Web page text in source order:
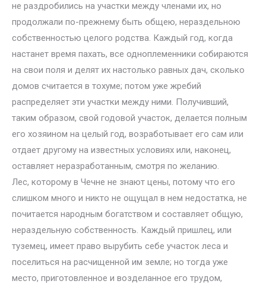
не раздробились на участки между членами их, но
продолжали по-прежнему быть общею, нераздельною
собственностью целого родства. Каждый год, когда
настанет время пахать, все одноплеменники собираются
на свои поля и делят их настолько равных дач, сколько
домов считается в тохуме; потом уже жребий
распределяет эти участки между ними. Получивший,
таким образом, свой годовой участок, делается полным
его хозяином на целый год, возработывает его сам или
отдает другому на известных условиях или, наконец,
оставляет неразработанным, смотря по желанию.
Лес, которому в Чечне не знают цены, потому что его
слишком много и никто не ощущал в нем недостатка, не
почитается народным богатством и составляет общую,
нераздельную собственность. Каждый пришлец, или
туземец, имеет право вырубить себе участок леса и
поселиться на расчищенной им земле; но тогда уже
место, приготовленное и возделанное его трудом,